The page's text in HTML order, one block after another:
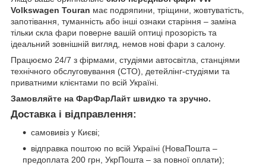
Volkswagen Touran має подряпини, тріщини, жовтуватість,
запотівання, туманність або інші ознаки старіння – заміна
тільки скла фари поверне вашій оптиці прозорість та
ідеальний зовнішній вигляд, немов нові фари з салону.
Працюємо 24/7 з фірмами, студіями автосвітла, станціями
технічного обслуговування (СТО), детейлінг-студіями та
приватними клієнтами по всій Україні.
Замовляйте на ФарФарЛайт швидко та зручно.
Доставка і відправлення:
самовивіз у Києві;
відправка поштою по всій Україні (НоваПошта –
предоплата 200 грн, УкрПошта – за повної оплати);